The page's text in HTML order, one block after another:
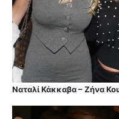
Ναταλί Κάκκαβα – Ζήνα